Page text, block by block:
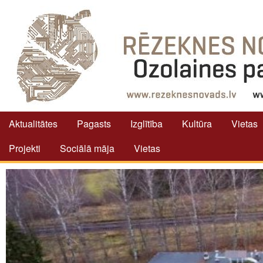
Aktualitātes Pagasts Izglītība Kultūra
Vietas
Projekti
Sociālā māja Vietas